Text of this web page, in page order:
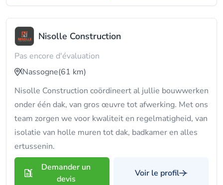
Nisolle Construction
Pas encore d'évaluation
Nassogne(61 km)
Nisolle Construction coördineert al jullie bouwwerken
onder één dak, van gros œuvre tot afwerking. Met ons
team zorgen we voor kwaliteit en regelmatigheid, van
isolatie van holle muren tot dak, badkamer en alles
ertussenin.
Demander un
devis
Voir le profil